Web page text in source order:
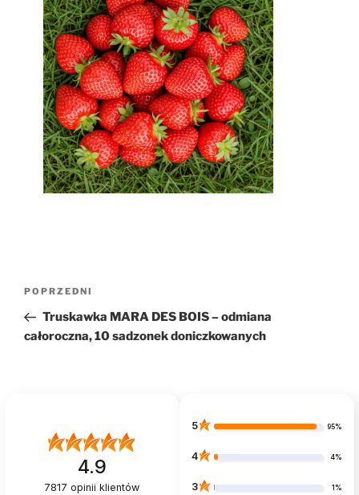
Nawigacja
Poprzedni
wpis
POPRZEDNI
Truskawka MARA DES BOIS – odmiana
całoroczna, 10 sadzonek doniczkowanych
4.9
7817 opinii klientów
5 95%
4 4%
3 1%